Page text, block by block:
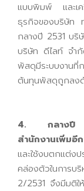
แบบพิมพ์ และเค
ธุรกิจของบริษัท
กลางปี 2531 บริ
บริษัท ดีไลท์ จำกั
พัสดุมีระบบงานที่
ต้นทุนพัสดุถูกลง
4. กลางปี
สำนักงานเพิ่มอี
และใช้งบตกแต่
คล่องตัวในการ
2/2531 จึงมีมติ